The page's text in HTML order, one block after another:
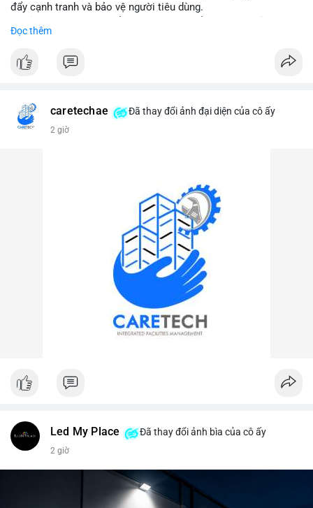
📰 Nguồn: Cointelegraph
đẩy cạnh tranh và bảo vệ người tiêu dùng.
tài sản số.
#blockchain #cryptonews
#vlikevn #titanbot
Đọc thêm
caretechae Đã thay đổi ảnh đại diện của cô ấy
2 giờ
Led My Place Đã thay đổi ảnh bìa của cô ấy
2 giờ